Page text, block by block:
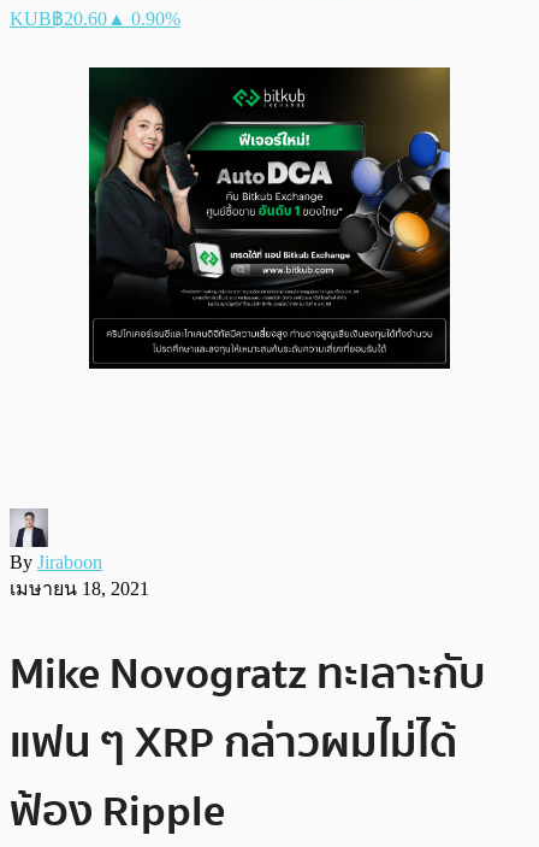
KUB฿20.60 ▲ 0.90%
By Jiraboon
เมษายน 18, 2021
Mike Novogratz ทะเลาะกับ
แฟน ๆ XRP กล่าวผมไม่ได้
ฟ้อง Ripple